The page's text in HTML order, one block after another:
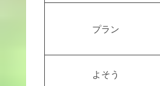
プラン
よそう